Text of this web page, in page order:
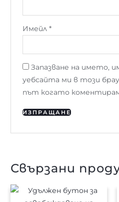
Имейл *
Запазване на името,
уебсайта ми в този
път когато
Свързани